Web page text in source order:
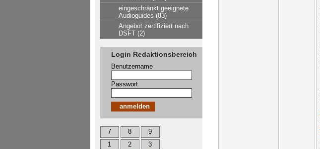
eingeschränkt geeignete
Audioguides (83)
Angebot zertifiziert nach
DSFT (2)
Login Redaktionsbereich
Benutzername
Passwort
7 8
9
1
2
3